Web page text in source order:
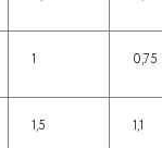
1 0,75
1,5 1,1